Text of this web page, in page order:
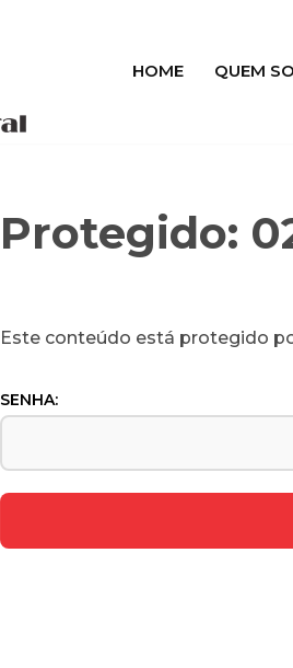
HOME QUEM
Protegido:
Este conteúdo está protegido
SENHA: